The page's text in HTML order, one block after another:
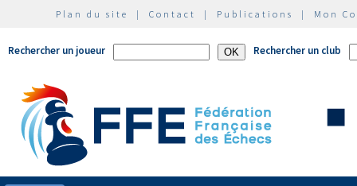
Plan du site | Contact | Publications | Mon
Rechercher un joueur Rechercher un club